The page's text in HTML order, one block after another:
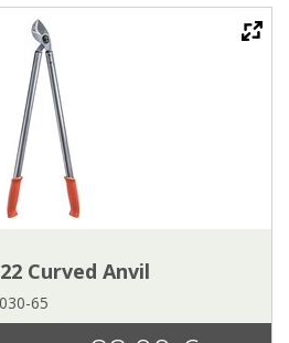
Curved Anvil
65